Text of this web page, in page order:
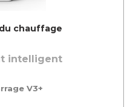
chauffage
intelligent
V3+